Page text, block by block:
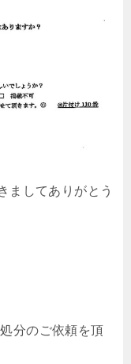
ましてありがとう
分のご依頼を頂